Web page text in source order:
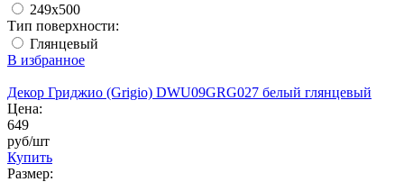
249x500
Тип поверхности:
Глянцевый
В избранное
Декор Гриджио (Grigio) DWU09GRG027 белый глянцевый
Цена:
649
руб/шт
Купить
Размер: